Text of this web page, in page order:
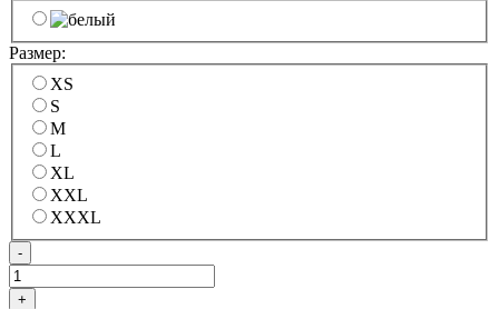
Размер:
XS
S
M
L
XL
XXL
XXXL
-
+